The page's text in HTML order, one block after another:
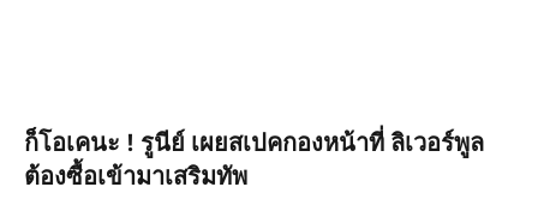
ก็โอเคนะ ! รูนีย์ เผยสเปคกองหน้าที่ ลิเวอร์พูล
ต้องซื้อเข้ามาเสริมทัพ